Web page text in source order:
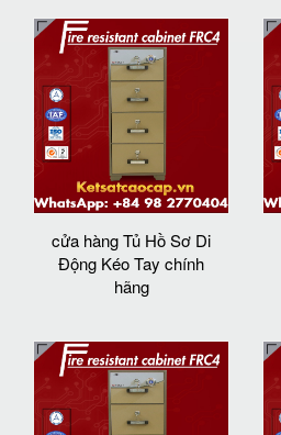
cửa hàng Tủ Hồ Sơ Di
Động Kéo Tay chính
hãng